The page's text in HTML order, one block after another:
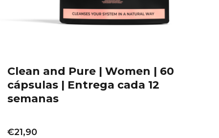
Clean and Pure | Women | 60
cápsulas | Entrega cada 12
semanas
€21,90